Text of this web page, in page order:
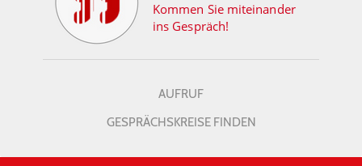
Kommen Sie miteinander
ins Gespräch!
AUFRUF
GESPRÄCHSKREISE FINDEN